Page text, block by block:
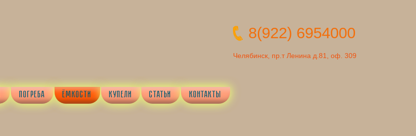
ПОГРЕБА ЁМКОСТИ КУПЕЛИ СТАТЬИ КОНТАКТЫ
Челябинск, пр.т Ленина д.81, оф. 309
8(922) 6954000